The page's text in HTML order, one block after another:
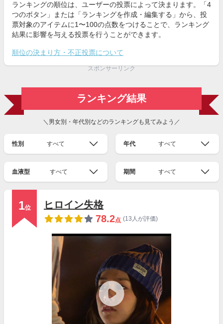
ランキングの順位は、ユーザーの投票によって決まります。「4
つのボタン」または「ランキングを作成・編集する」から、投
票対象のアイテムに1〜100の点数をつけることで、ランキング
結果に影響を与える投票を行うことができます。
順位の決まり方・不正投票について
スポンサーリンク
ランキング結果
＼男女別・年代別などのランキングも見てみよう／
性別 すべて 年代 すべて
血液型 すべて 期間 すべて
1位
ヒロイン失格
78.2点 (13人が評価)